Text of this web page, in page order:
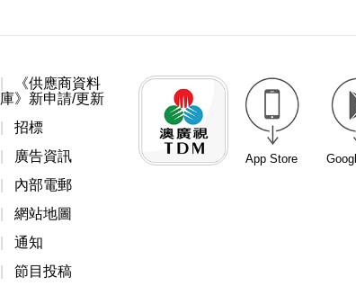
《供應商資料
庫》新申請/更新
招標
廣告資訊
內部電郵
網站地圖
通知
節目投稿
App Store